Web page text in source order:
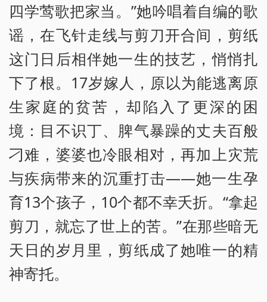
四学莺歌把家当。”她吟唱着自编的歌
谣，在飞针走线与剪刀开合间，剪纸
这门日后相伴她一生的技艺，悄悄扎
下了根。17岁嫁人，原以为能逃离原
生家庭的贫苦，却陷入了更深的困
境：目不识丁、脾气暴躁的丈夫百般
刁难，婆婆也冷眼相对，再加上灾荒
与疾病带来的沉重打击——她一生孕
育13个孩子，10个都不幸夭折。“拿起
剪刀，就忘了世上的苦。”在那些暗无
天日的岁月里，剪纸成了她唯一的精
神寄托。